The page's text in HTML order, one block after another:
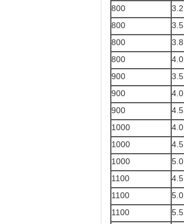
800
3.2
800
3.5
800
3.8
800
4.0
900
3.5
900
4.0
900
4.5
1000
4.0
1000
4.5
1000
5.0
1100
4.5
1100
5.0
1100
5.5